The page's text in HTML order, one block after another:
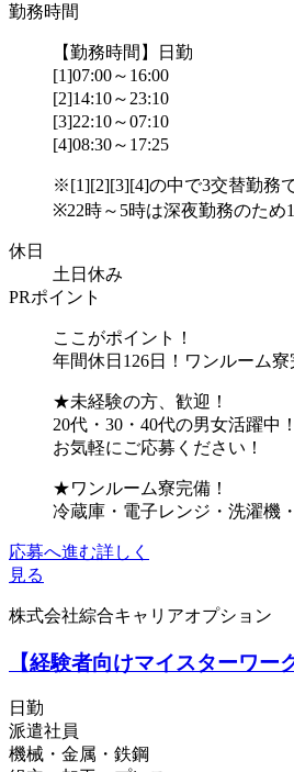
勤務時間
【勤務時間】日勤
[1]07:00～16:00
[2]14:10～23:10
[3]22:10～07:10
[4]08:30～17:25
※[1][2][3][4]の中で3交替勤務で
※22時～5時は深夜勤務のため
休日
土日休み
PRポイント
ここがポイント！
年間休日126日！ワンルーム
★未経験の方、歓迎！
20代・30・40代の男女活躍中！
お気軽にご応募ください！
★ワンルーム寮完備！
冷蔵庫・電子レンジ・洗濯機
応募へ進む詳しく
見る
株式会社綜合キャリアオプション
【経験者向けマイスターワ
日勤
派遣社員
機械・金属・鉄鋼